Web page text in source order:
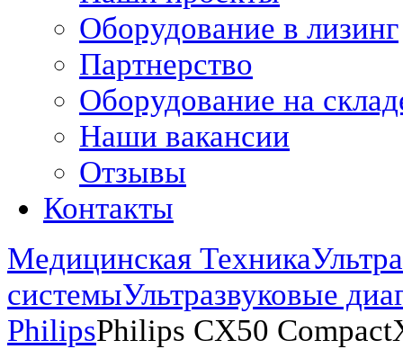
Оборудование в лизинг
Партнерство
Оборудование на
Наши вакансии
Отзывы
Контакты
Медицинская Техника
системыУльтразвуковые
PhilipsPhilips CX50